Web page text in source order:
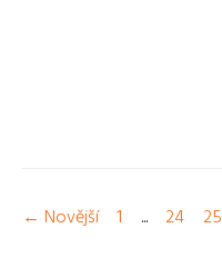
← Novější 1 ... 24 25